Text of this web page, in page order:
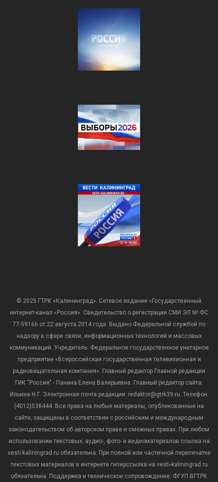
© 2025 ГТРК «Калининград». Сетевое издание «Государственный
интернет-канал «Россия». Свидетельство о регистрации СМИ ЭЛ № ФС
77-59166 от 22 августа 2014 года. Выдано Федеральной службой по
надзору в сфере связи, информационных технологий и массовых
коммуникаций. Учредитель: Федеральное государственное унитарное
предприятие «Всероссийская государственная телевизионная и
радиовещательная компания». Главный редактор Главной редакции
ГИК "Россия" - Панина Елена Валерьевна. Главный редактор сайта:
Ильина Н.Г. Электронная почта редакции: redaktor@gtrk39.ru. Телефон:
(4012)538444. Все права на любые материалы, опубликованные на
сайте, защищены в соответствии с российским и международным
законодательством об авторском праве и смежных правах. При любом
использовании текстовых, аудио-, фото- и видеоматериалов ссылка на
vesti-kaliningrad.ru обязательна. При полной или частичной перепечатке
текстовых материалов в интернете гиперссылка на vesti-kaliningrad.ru
обязательна. Поддержка и техническое сопровождение: ФГУП ВГТРК